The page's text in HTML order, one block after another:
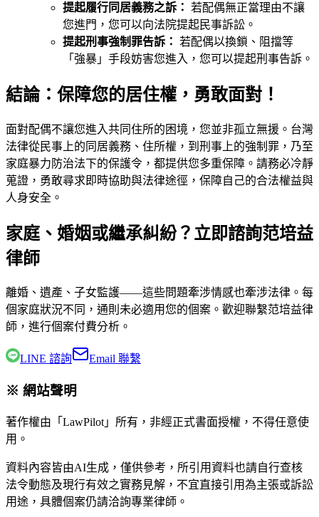
提起履行同居義務之訴： 若配偶無正當理由不讓
您進門，您可以向法院提起民事訴訟。
提起刑事強制罪告訴： 若配偶以換鎖、阻擋等
「強暴」手段妨害您進入，您可以提起刑事告訴。
結論：保障您的居住權，勇敢面對！
面對配偶不讓您進入共同住所的困境，您並非孤立無援。台灣
法律從民事上的同居義務、住所權，到刑事上的強制罪，乃至
家庭暴力防治法下的保護令，都提供您多重保障。請務必冷靜
蒐證，勇敢尋求即時協助與法律途徑，保障自己的合法權益與
人身安全。
家庭、婚姻或繼承糾紛？立即諮詢范培益
律師
離婚、遺產、子女監護——這些問題牽涉情感也牽涉法律。每
個家庭狀況不同，通則未必適用您的個案。歡迎聯繫范培益律
師 ，進行個案付費分析。
LINE 諮詢 Email 聯繫
※ 網站聲明
著作權由「LawPilot」所有，非經正式書面授權，不得任意使
用。
資料內容皆由AI生成，僅供參考，所引用資料也請自行查核
法令動態及現行有效之實務見解，不宜直接引用為主張或訴訟
用途，具體個案仍請洽詢專業律師。